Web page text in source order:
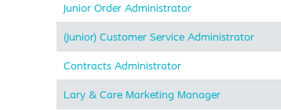
Junior Order Administrator
(Junior) Customer Service Administrator
Contracts Administrator
Lary & Care Marketing Manager